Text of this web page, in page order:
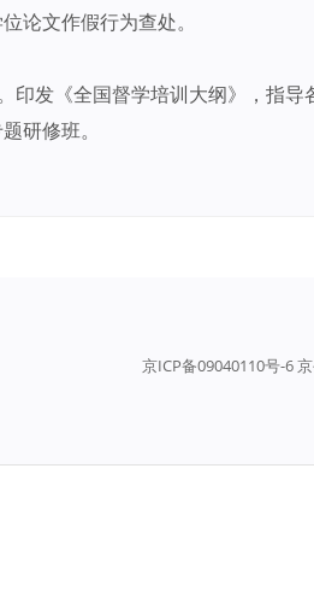
论文作假行为查处。
印发《全国督学培训大纲》，指
研修班。
京ICP备09040110号-6